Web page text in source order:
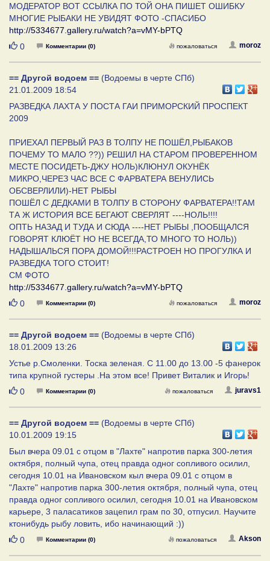
МОДЕРАТОР ВОТ ССЫЛКА ПО ТОЙ ОНА ПИШЕТ ОШИБКУ
МНОГИЕ РЫБАКИ НЕ УВИДЯТ ФОТО -СПАСИБО
http://5334677.gallery.ru/watch?a=vMY-bPTQ
Нравится
0 Комментарии (0) moroz
пожаловаться
== Другой водоем == (Водоемы в черте СПб)
21.01.2009 18:54
РАЗВЕДКА ЛАХТА У ПОСТА ГАИ ПРИМОРСКИЙ ПРОСПЕКТ
2009
ПРИЕХАЛ ПЕРВЫЙ РАЗ В ТОЛПУ НЕ ПОШЁЛ,РЫБАКОВ
ПОЧЕМУ ТО МАЛО ??)) РЕШИЛ НА СТАРОМ ПРОВЕРЕННОМ
МЕСТЕ ПОСИДЕТЬ-ДЖУ НОЛЬ)КЛЮНУЛ ОКУНЁК
МИКРО,ЧЕРЕЗ ЧАС ВСЕ С ФАРВАТЕРА ВЕНУЛИСЬ
ОБСВЕРЛИЛИ)-НЕТ РЫБЫ
ПОШЁЛ С ДЕДКАМИ В ТОЛПУ В СТОРОНУ ФАРВАТЕРА!!ТАМ
ТА Ж ИСТОРИЯ ВСЕ БЕГАЮТ СВЕРЛЯТ ----НОЛЬ!!!!
ОПТЬ НАЗАД И ТУДА И СЮДА ----НЕТ РЫБЫ ,ПООБЩАЛСЯ
ГОВОРЯТ КЛЮЁТ НО НЕ ВСЕГДА,ТО МНОГО ТО НОЛЬ))
НАДЫШАЛЬСЯ ПОРА ДОМОЙ!!!РАСТРОЕН НО ПРОГУЛКА И
РАЗВЕДКА ТОГО СТОИТ!
СМ ФОТО
http://5334677.gallery.ru/watch?a=vMY-bPTQ
Нравится
0 Комментарии (0) moroz
пожаловаться
== Другой водоем == (Водоемы в черте СПб)
18.01.2009 13:26
Устье р.Смоленки. Тоска зеленая. С 11.00 до 13.00 -5 фанерок
типа крупной густеры .На этом все! Привет Виталик и Игорь!
Нравится
0 Комментарии (0) juravs1
пожаловаться
== Другой водоем == (Водоемы в черте СПб)
10.01.2009 19:15
Был вчера 09.01 с отцом в "Лахте" напротив парка 300-летия
октября, полный чупа, отец правда одног сопливого осилил,
сегодня 10.01 на Ивановском кыл вчера 09.01 с отцом в
"Лахте" напротив парка 300-летия октября, полный чупа, отец
правда одног сопливого осилил, сегодня 10.01 на Ивановском
карьере, 3 паласатиков зацепил грам по 30, отпусил. Научите
ктонибудь рыбу ловить, ибо начинающий :))
Нравится
0 Комментарии (0) Akson
пожаловаться